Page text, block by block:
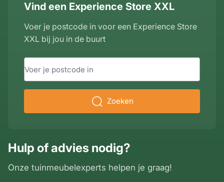
hoogte armleuning 65 cm
breedte armleuning
totale hoogte (incl
kussen)
Hulp of advies nodig?
Onze tuinmeubelexperts helpen je graag!
Vind een Experience Store XXL
Voer je postcode in voor een Experience Store
XXL bij jou in de buurt
Zoeken